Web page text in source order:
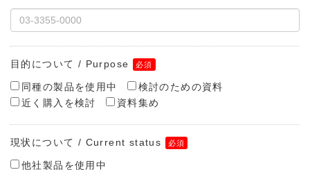
目的について / Purpose
同種の製品を使用中
検討のための資料
近く購入を検討
資料集め
現状について / Current status
他社製品を使用中